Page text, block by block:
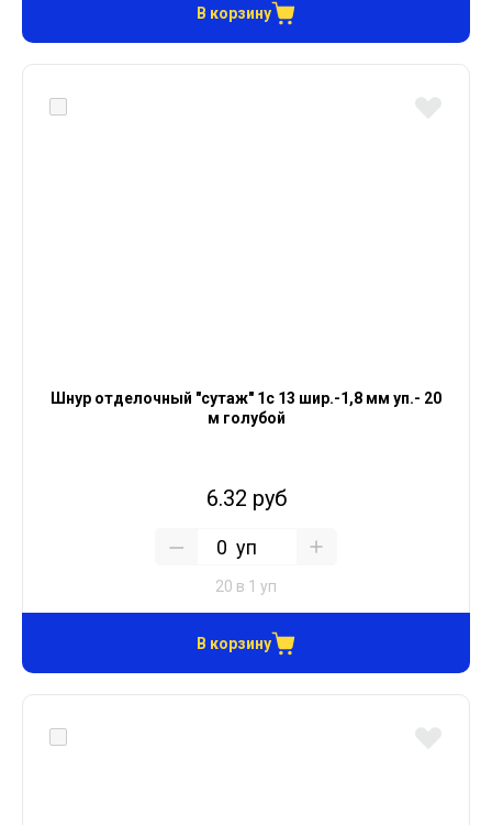
В корзину
Шнур отделочный "сутаж" 1с 13 шир.-1,8 мм уп.- 20
м голубой
6.32 руб
уп
20 в 1 уп
В корзину